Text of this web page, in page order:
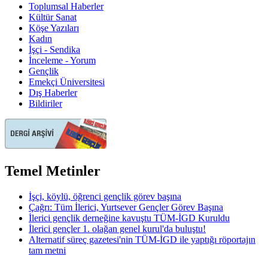
Toplumsal Haberler
Kültür Sanat
Köşe Yazıları
Kadın
İşçi - Sendika
İnceleme - Yorum
Gençlik
Emekçi Üniversitesi
Dış Haberler
Bildiriler
Temel Metinler
İşçi, köylü, öğrenci gençlik görev başına
Çağrı: Tüm İlerici, Yurtsever Gençler Görev Başına
İlerici gençlik derneğine kavuştu TÜM-İGD Kuruldu
İlerici gençler 1. olağan genel kurul'da buluştu!
Alternatif süreç gazetesi'nin TÜM-İGD ile yaptığı röportajın
tam metni